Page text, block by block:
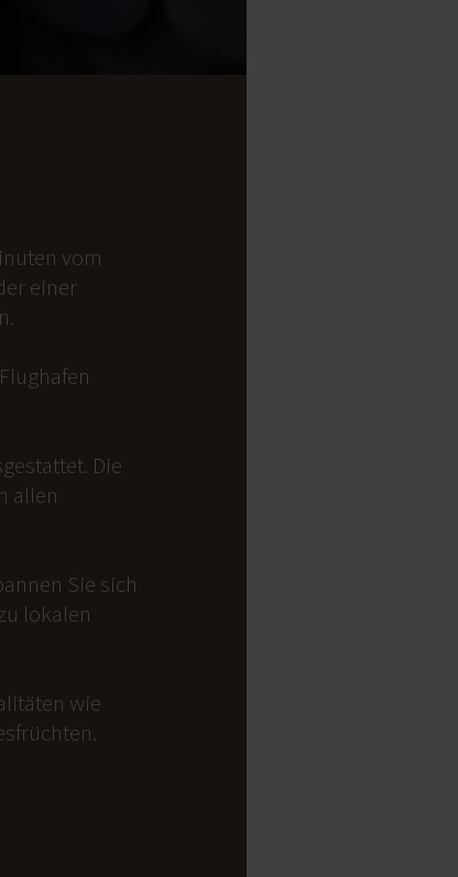
vom
einer
Die
allen
Sie sich
lokalen
wie